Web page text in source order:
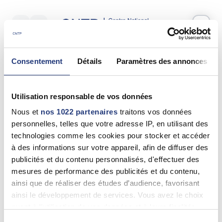
Consentement Détails Paramètres des annonces
Utilisation responsable de vos données
Nous et nos 1022 partenaires traitons vos données
personnelles, telles que votre adresse IP, en utilisant des
technologies comme les cookies pour stocker et accéder
à des informations sur votre appareil, afin de diffuser des
publicités et du contenu personnalisés, d'effectuer des
mesures de performance des publicités et du contenu,
ainsi que de réaliser des études d’audience, favorisant
ainsi le développement de services. Vous avez le choix
Votre test psychotechnique
Lundi 08 Septembre 2025à16:55
Nom *
Prénom(s) *
Email *